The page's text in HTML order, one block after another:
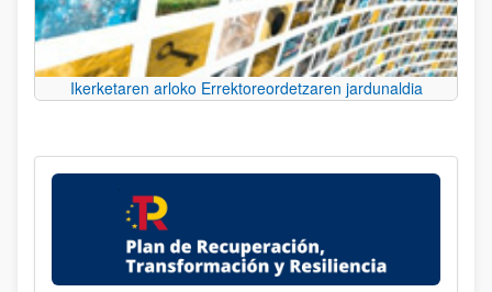
Ikerketaren arloko Errektoreordetzaren jardunaldia